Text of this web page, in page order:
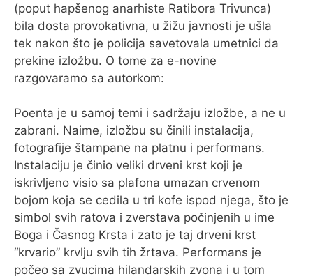
(poput hapšenog anarhiste Ratibora Trivunca)
bila dosta provokativna, u žižu javnosti je ušla
tek nakon što je policija savetovala umetnici da
prekine izložbu. O tome za e-novine
razgovaramo sa autorkom:
Poenta je u samoj temi i sadržaju izložbe, a ne u
zabrani. Naime, izložbu su činili instalacija,
fotografije štampane na platnu i performans.
Instalaciju je činio veliki drveni krst koji je
iskrivljeno visio sa plafona umazan crvenom
bojom koja se cedila u tri kofe ispod njega, što je
simbol svih ratova i zverstava počinjenih u ime
Boga i Časnog Krsta i zato je taj drveni krst
“krvario” krvlju svih tih žrtava. Performans je
počeo sa zvucima hilandarskih zvona i u tom